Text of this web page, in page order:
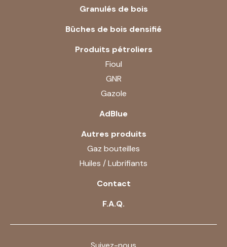
Granulés de bois
Bûches de bois densifié
Produits pétroliers
Fioul
GNR
Gazole
AdBlue
Autres produits
Gaz bouteilles
Huiles / Lubrifiants
Contact
F.A.Q.